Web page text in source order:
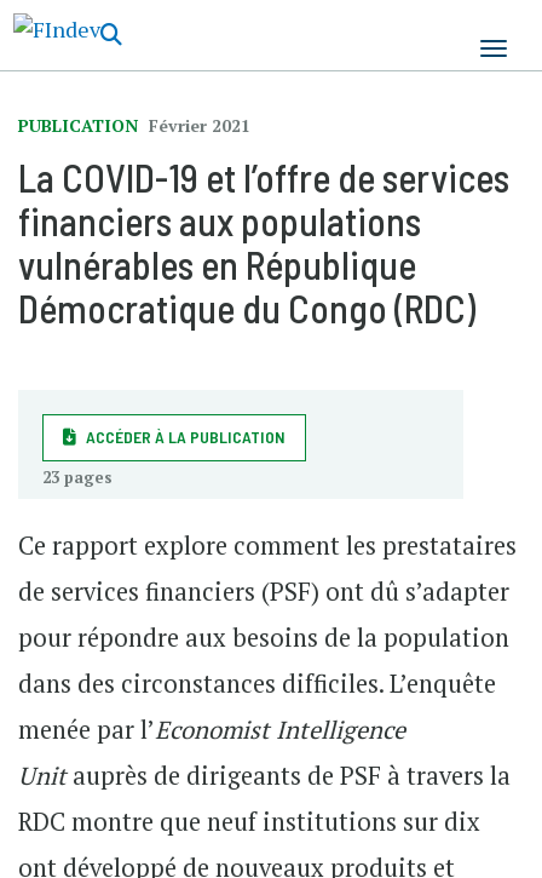
PUBLICATION Février 2021
La COVID-19 et l’offre de services
financiers aux populations
vulnérables en République
Démocratique du Congo (RDC)
ACCÉDER À LA PUBLICATION
23 pages
Ce rapport explore comment les prestataires
de services financiers (PSF) ont dû s’adapter
pour répondre aux besoins de la population
dans des circonstances difficiles. L’enquête
menée par l’Economist Intelligence
Unitauprès de dirigeants de PSF à travers la
RDC montre que neuf institutions sur dix
ont développé de nouveaux produits et